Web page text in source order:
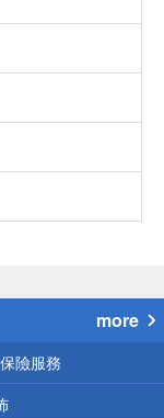
more
保險服務